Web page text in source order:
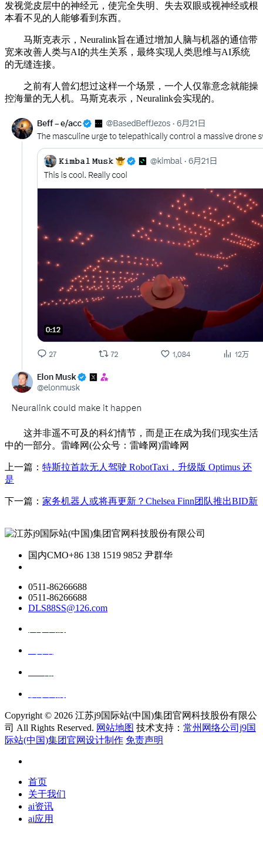
发视觉皮层中的神经元，使完全失明、失去双眼或视神经或根
本看不见的人能够看到东西。
马斯克表示，Neuralink旨在通过增加人脑与机器的通信带
宽来改善人类与AI的共生关系，最终实现人类思维与AI系统
的无缝连接。
之前有人曾幻想过这样一个场景，一个人仅靠意念就能操
控海量的无人机。马斯克表示，Neuralink会实现的。
这并非遥不可及的科幻情节，而是正在成为我们现实生活
中的一部分。雷峰网(公众号：雷峰网)雷峰网
上一篇： 特斯拉首款无人驾驶 RobotTaxi，升级版 Optimus 还
是
下一篇： 家务机器人或将再更新？Chelsea Finn团队推出BID新
国内CMO+86 138 1519 9852 尹群华
0511-86266688
0511-86266688
DLS88SS@126.com
Copyright © 2026 江苏j9国际站(中国)集团官网科技股份有限公
司 All Rights Reserved. 网站地图 技术支持： 常州网络公司j9国
际站(中国)集团官网设计制作 免责声明
首页
关于我们
ai资讯
ai应用